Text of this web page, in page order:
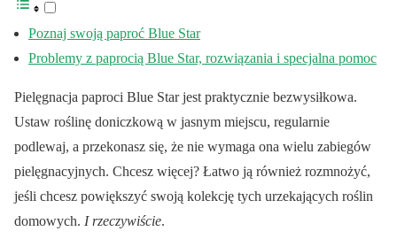
Poznaj swoją paproć Blue Star
Problemy z paprocią Blue Star, rozwiązania i specjalna pomoc
Pielęgnacja paproci Blue Star jest praktycznie bezwysiłkowa.
Ustaw roślinę doniczkową w jasnym miejscu, regularnie
podlewaj, a przekonasz się, że nie wymaga ona wielu zabiegów
pielęgnacyjnych. Chcesz więcej? Łatwo ją również rozmnożyć,
jeśli chcesz powiększyć swoją kolekcję tych urzekających roślin
domowych. I rzeczywiście.